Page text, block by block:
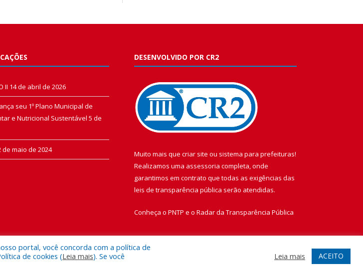
II 14 de abril de 2026
seu 1º Plano Municipal de
e Nutricional Sustentável 5 de
de maio de 2024
DESENVOLVIDO POR CR2
Muito mais que criar site ou sistema para prefeituras!
Realizamos uma assessoria completa, onde
garantimos em contrato que todas as exigências das
leis de transparência pública serão atendidas.
Conheça o PNTP e o Radar da Transparência Pública
portal, você concorda com a política de
de cookies (Leia mais). Se você
Leia mais ACEITO